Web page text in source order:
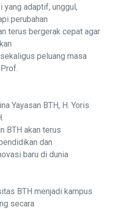
yang adaptif, unggul,
perubahan
terus bergerak cepat agar
peluang masa
Yayasan BTH, H. Yoris
BTH akan terus
dan
baru di dunia
BTH menjadi kampus
secara